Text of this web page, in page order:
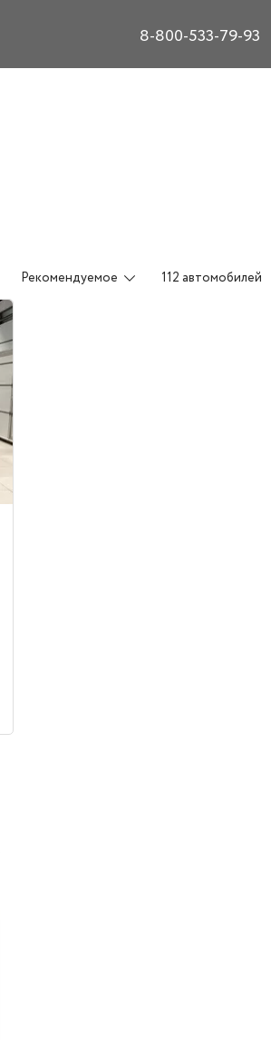
8-800-533-79-93
Рекомендуемое 112 автомобилей